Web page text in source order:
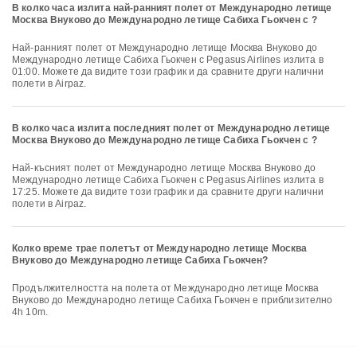
В колко часа излита най-ранният полет от Международно летище
Москва Внуково до Международно летище Сабиха Гьокчен с ?
Най-ранният полет от Международно летище Москва Внуково до
Международно летище Сабиха Гьокчен с Pegasus Airlines излита в
01:00. Можете да видите този график и да сравните други налични
полети в Airpaz.
В колко часа излита последният полет от Международно летище
Москва Внуково до Международно летище Сабиха Гьокчен с ?
Най-късният полет от Международно летище Москва Внуково до
Международно летище Сабиха Гьокчен с Pegasus Airlines излита в
17:25. Можете да видите този график и да сравните други налични
полети в Airpaz.
Колко време трае полетът от Международно летище Москва
Внуково до Международно летище Сабиха Гьокчен?
Продължителността на полета от Международно летище Москва
Внуково до Международно летище Сабиха Гьокчен е приблизително
4h 10m.